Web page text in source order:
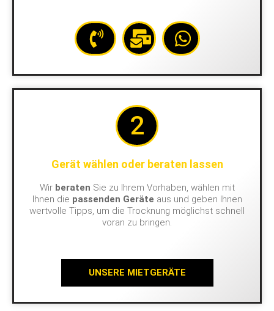
2
Gerät wählen oder beraten lassen
Wir beraten Sie zu Ihrem Vorhaben, wählen mit
Ihnen die passenden Geräte aus und geben Ihnen
wertvolle Tipps, um die Trocknung möglichst schnell
voran zu bringen.
UNSERE MIETGERÄTE